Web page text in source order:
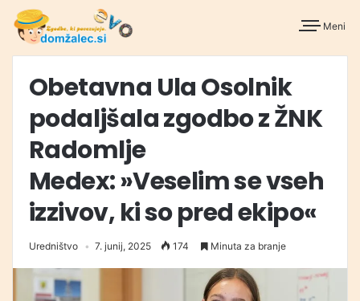
Meni
Obetavna Ula Osolnik
podaljšala zgodbo z ŽNK
Radomlje
Medex: »Veselim se vseh
izzivov, ki so pred ekipo«
Uredništvo 7. junij, 2025 174 Minuta za branje